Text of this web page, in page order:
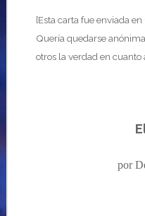
[Esta carta fue enviada
Quería quedarse
otros la verdad en cuanto
por